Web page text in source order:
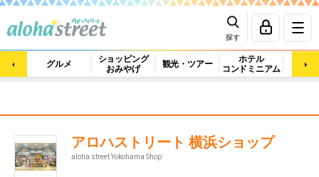
探す
グルメ
ショッピング
おみやげ
観光・ツアー
ホテル
コンドミニアム
マッ
アロハストリート 横浜ショップ
aloha street Yokohama Shop